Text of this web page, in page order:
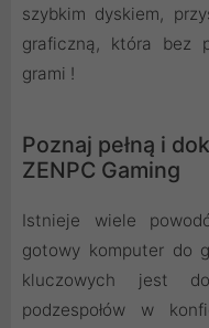
szybkim dyskiem,
graficzną, która bez
grami !
Poznaj pełną i
ZENPC Gaming
Istnieje wiele
gotowy komputer do
kluczowych jest
podzespołów w